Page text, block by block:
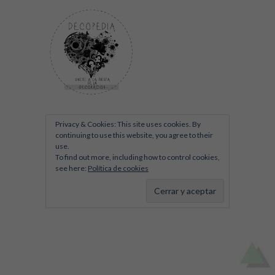
Privacy & Cookies: This site uses cookies. By
continuing to use this website, you agree to their
use.
To find out more, including how to control cookies,
see here: Política de cookies